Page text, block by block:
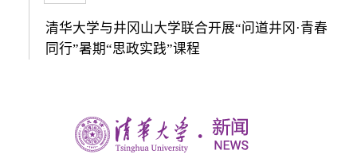
清华大学与井冈山大学联合开展“问道井冈·青春
同行”暑期“思政实践”课程